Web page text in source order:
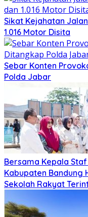
Sikat Kejahatan
1.016 Motor Disita
Sebar Konten
Polda Jabar
Bersama Kepala
Kabupaten Bandung
Sekolah Rakyat